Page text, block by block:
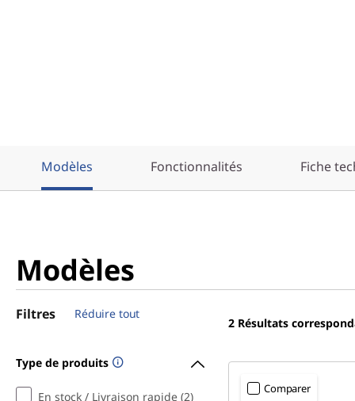
Modèles Fonctionnalités Fiche
Modèles
Filtres Réduire tout
Type de produits
En stock / Livraison rapide (2)
2 Résultats
Comparer